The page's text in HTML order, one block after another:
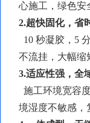
心施工，绿色安
2.超快固化，省
10 秒凝胶，5
不流挂，大幅缩
3.适应性强，全
施工环境宽容度
境湿度不敏感，